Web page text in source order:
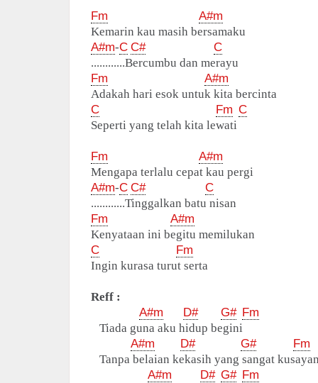
Fm
A#m
Kemarin kau masih bersamaku
A#m-C C#
C
............Bercumbu dan merayu
Fm
A#m
Adakah hari esok untuk kita bercinta
C
Fm C
Seperti yang telah kita lewati
Fm
A#m
Mengapa terlalu cepat kau pergi
A#m-C C#
C
............Tinggalkan batu nisan
Fm
A#m
Kenyataan ini begitu memilukan
C
Fm
Ingin kurasa turut serta
Reff :
A#m
D# G# Fm
Tiada guna aku hidup begini
A#m
D# G#
Fm
Tanpa belaian kekasih yang sangat
A#m
D# G# Fm